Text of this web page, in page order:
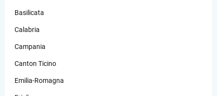
Basilicata
Calabria
Campania
Canton Ticino
Emilia-Romagna